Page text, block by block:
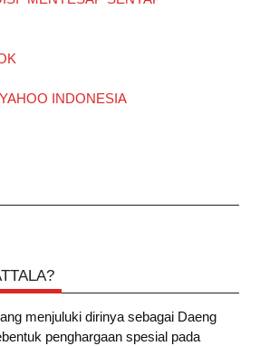
INDONESIA
menjuluki dirinya sebagai Daeng
penghargaan spesial pada